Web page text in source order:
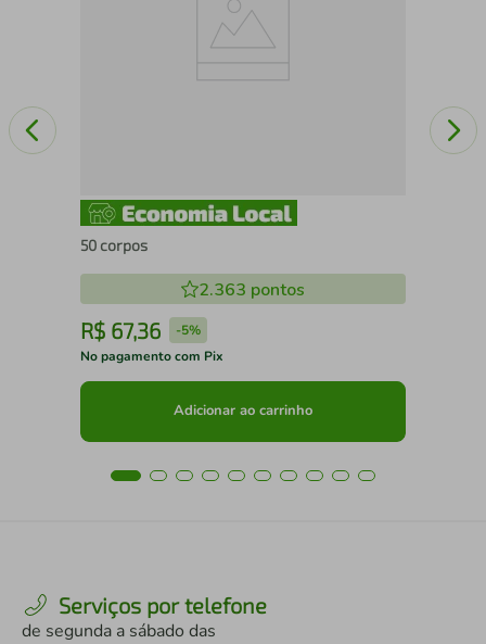
50 corpos
2.363 pontos
R$ 67,36 -5%
No pagamento com Pix
Adicionar ao carrinho
Serviços por telefone
de segunda a sábado das